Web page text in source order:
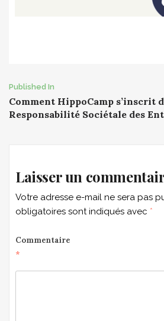
Post
navigation
Published In
Comment HippoCamp s’inscrit
Responsabilité Sociétale des
Laisser un
Votre adresse e-mail ne sera pas
obligatoires sont indiqués avec *
Commentaire
*